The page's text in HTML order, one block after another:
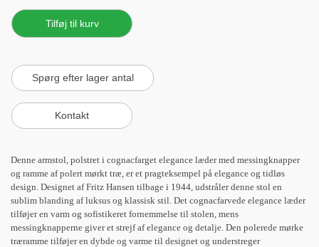
Denne armstol, polstret i cognacfarget elegance læder med messingknapper
og ramme af polert mørkt træ, er et pragteksempel på elegance og tidløs
design. Designet af Fritz Hansen tilbage i 1944, udstråler denne stol en
sublim blanding af luksus og klassisk stil. Det cognacfarvede elegance læder
tilføjer en varm og sofistikeret fornemmelse til stolen, mens
messingknapperne giver et strejf af elegance og detalje. Den polerede mørke
træramme tilføjer en dybde og varme til designet og understreger